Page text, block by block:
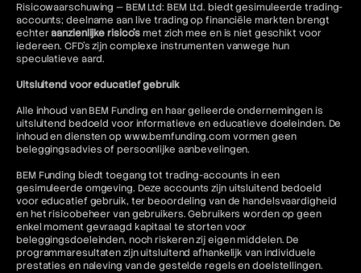
Risicowaarschuwing — BEM Ltd: BEM Ltd. biedt gesimuleerde trading-
accounts; deelname aan live trading op financiële markten brengt
echteraanzienlijke risico'smet zich mee en is niet geschikt voor
iedereen. CFD's zijn complexe instrumenten vanwege hun
speculatieve aard.
Uitsluitend voor educatief gebruik
Alle inhoud van BEM Funding en haar gelieerde ondernemingen is
uitsluitend bedoeld voor informatieve en educatieve doeleinden. De
inhoud en diensten op www.bemfunding.com vormen geen
beleggingsadvies of persoonlijke aanbevelingen.
BEM Funding biedt toegang tot trading-accounts in een
gesimuleerde omgeving. Deze accounts zijn uitsluitend bedoeld
voor educatief gebruik, ter beoordeling van de handelsvaardigheid
en het risicobeheer van gebruikers. Gebruikers worden op geen
enkel moment gevraagd kapitaal te storten voor
beleggingsdoeleinden, noch riskeren zij eigen middelen. De
programmaresultaten zijn uitsluitend afhankelijk van individuele
prestaties en naleving van de gestelde regels en doelstellingen.